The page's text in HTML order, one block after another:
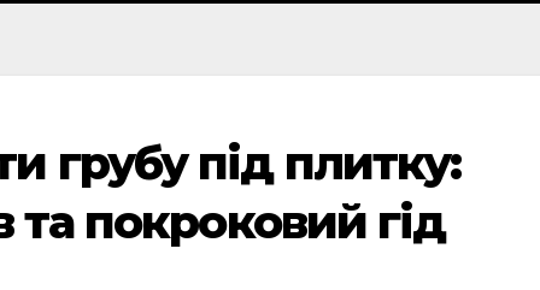
грубу під плитку:
та покроковий гід